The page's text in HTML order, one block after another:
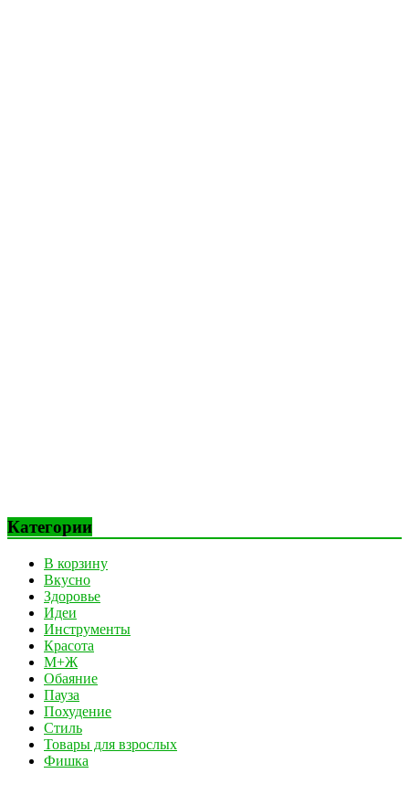
Категории
В корзину
Вкусно
Здоровье
Идеи
Инструменты
Красота
М+Ж
Обаяние
Пауза
Похудение
Стиль
Товары для взрослых
Фишка